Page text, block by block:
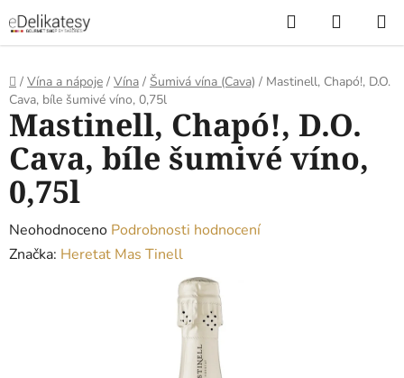
na
obsah
Hledat
KOŠÍK
Domů
/ Vína a nápoje / Vína / Šumivá vína (Cava) / Mastinell, Chapó!, D.O.
Cava, bíle šumivé víno, 0,75l
Mastinell, Chapó!, D.O.
Cava, bíle šumivé víno,
0,75l
Průměrné
hodnocení
Neohodnoceno Podrobnosti hodnocení
Značka: Heretat Mas Tinell